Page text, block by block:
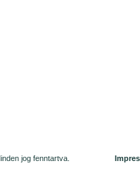
jog fenntartva.